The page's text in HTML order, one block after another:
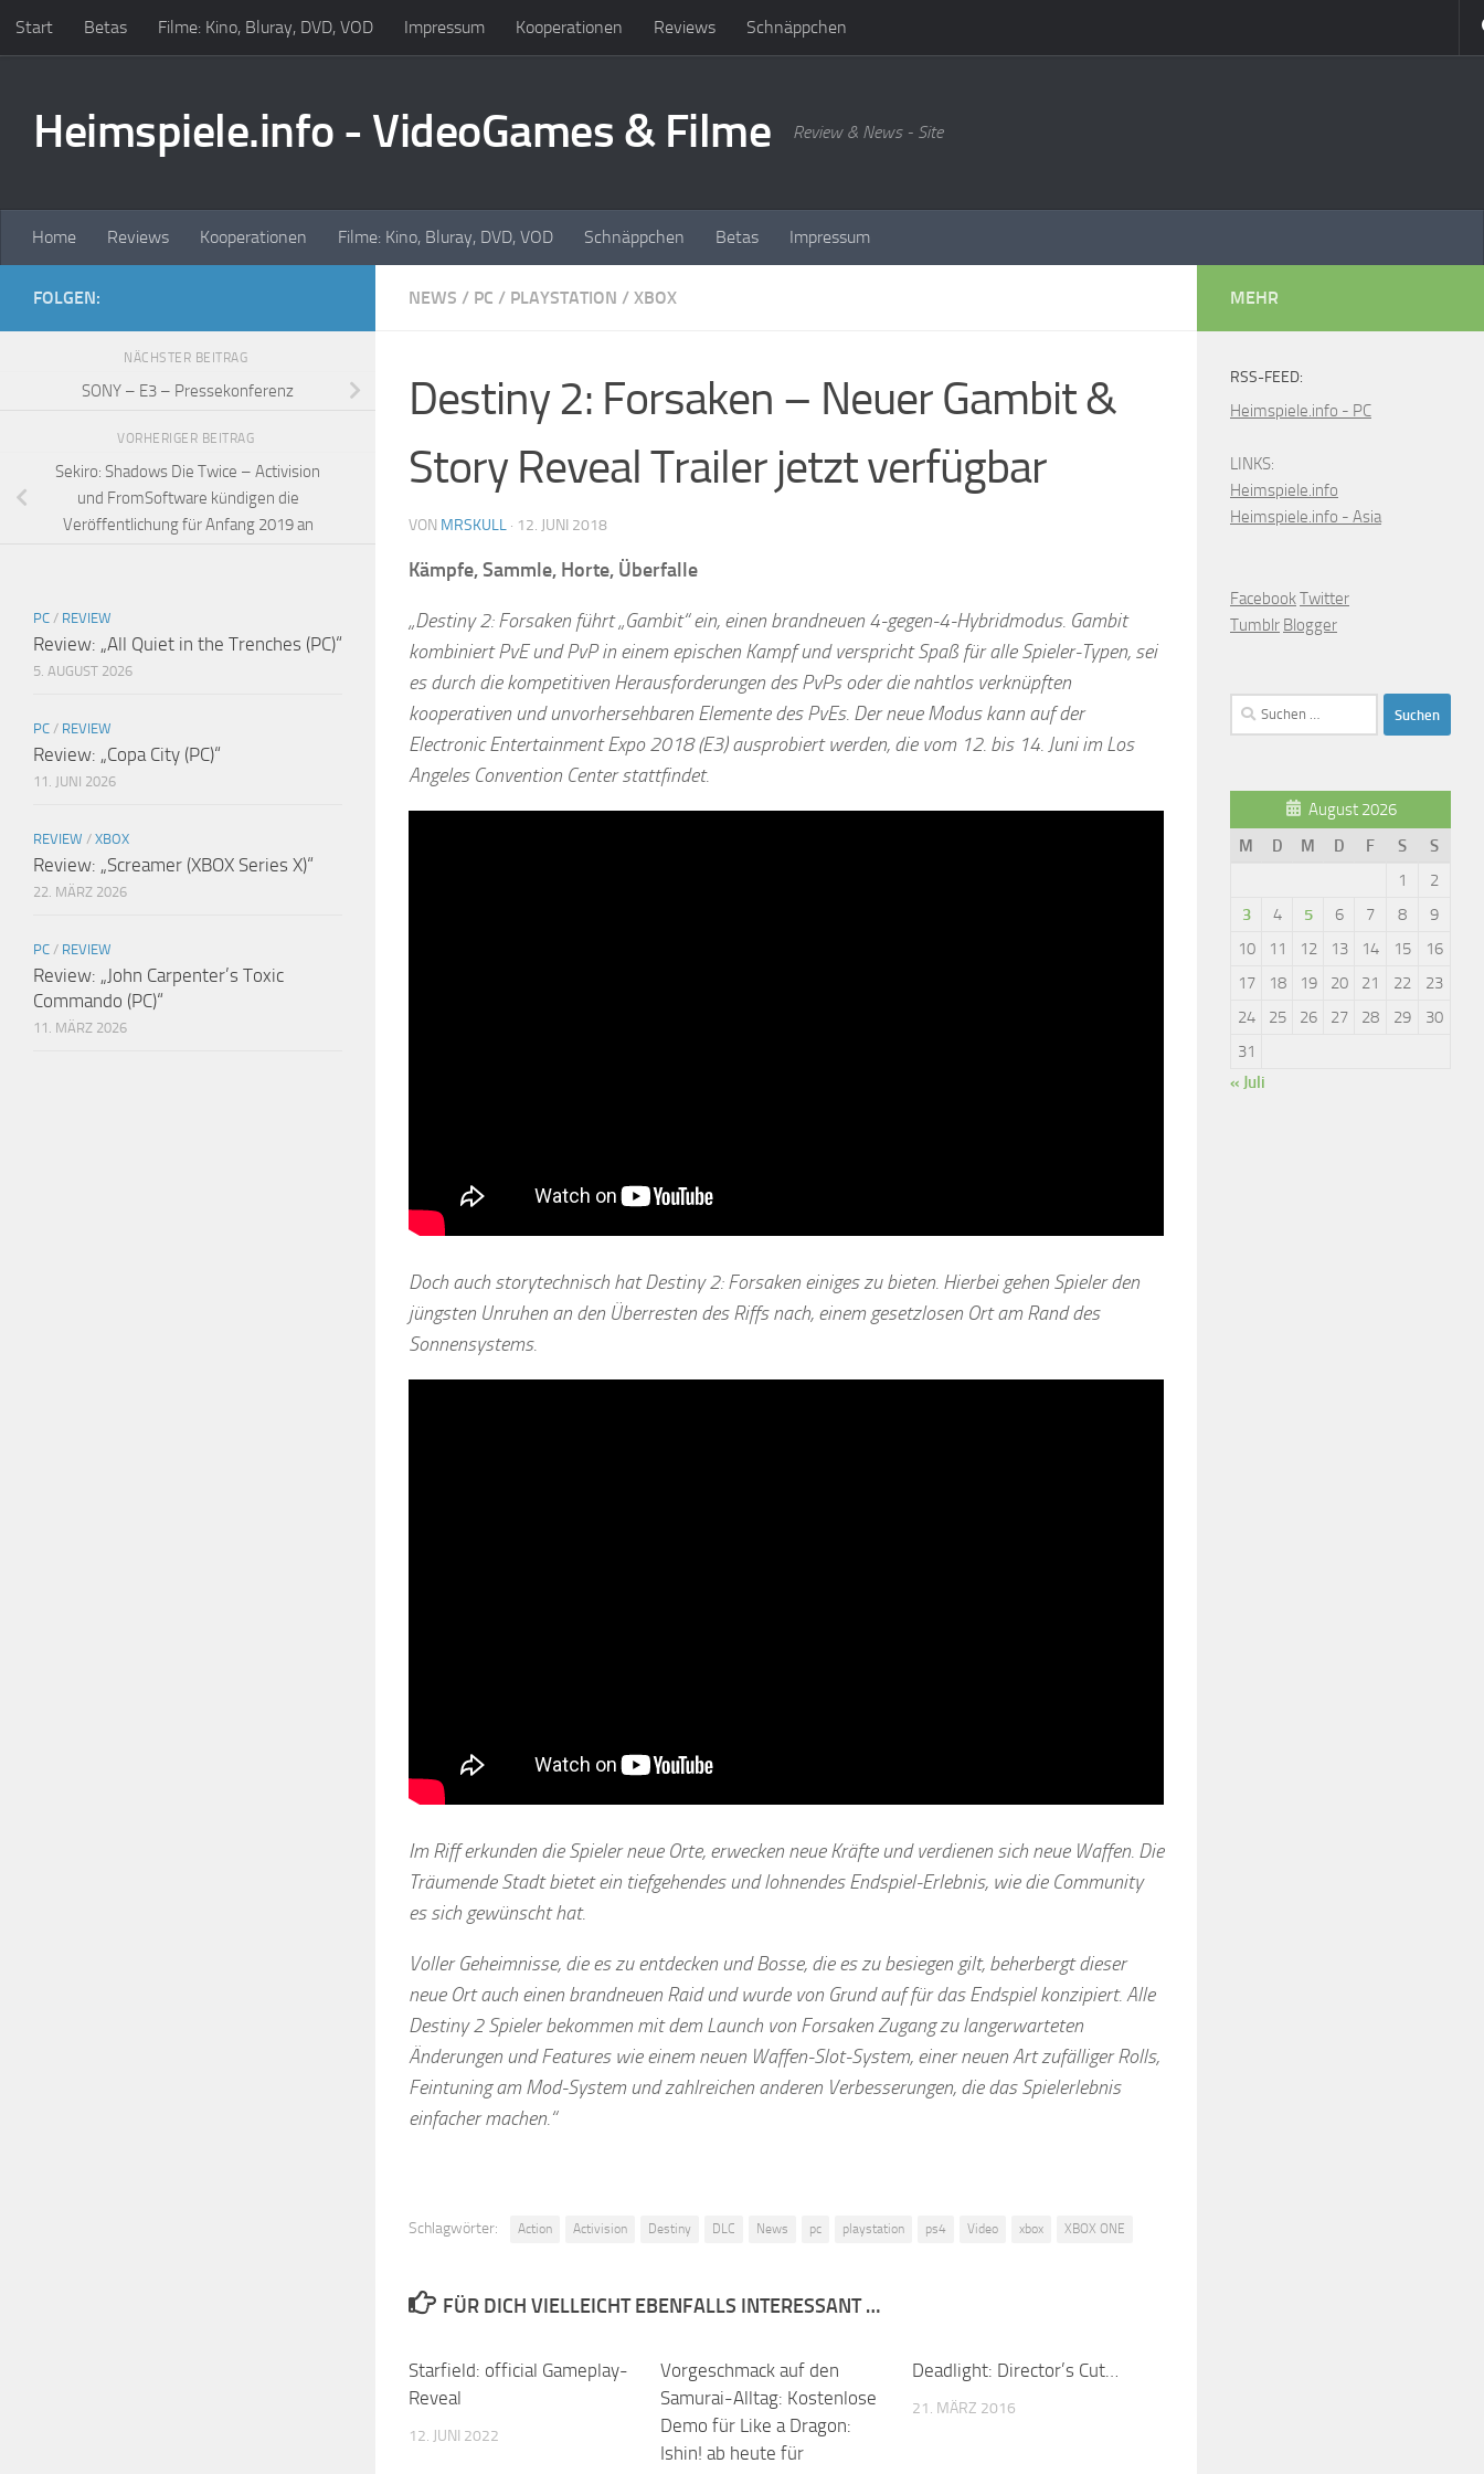
Zum Inhalt springen
Start Betas Filme: Kino, Bluray, DVD, VOD Impressum Kooperationen Reviews Schnäppchen
Heimspiele.info - VideoGames & Filme Review & News - Site
Home Reviews Kooperationen Filme: Kino, Bluray, DVD, VOD Schnäppchen Betas Impressum
NEWS / PC / PLAYSTATION / XBOX
Destiny 2: Forsaken – Neuer Gambit &
Story Reveal Trailer jetzt verfügbar
VON MRSKULL · 12. JUNI 2018
Kämpfe, Sammle, Horte, Überfalle
„Destiny 2: Forsaken führt „Gambit“ ein, einen brandneuen 4-gegen-4-Hybridmodus. Gambit
kombiniert PvE und PvP in einem epischen Kampf und verspricht Spaß für alle Spieler-Typen, sei
es durch die kompetitiven Herausforderungen des PvPs oder die nahtlos verknüpften
kooperativen und unvorhersehbaren Elemente des PvEs. Der neue Modus kann auf der
Electronic Entertainment Expo 2018 (E3) ausprobiert werden, die vom 12. bis 14. Juni im Los
Angeles Convention Center stattfindet.
Doch auch storytechnisch hat Destiny 2: Forsaken einiges zu bieten. Hierbei gehen Spieler den
jüngsten Unruhen an den Überresten des Riffs nach, einem gesetzlosen Ort am Rand des
Sonnensystems.
Im Riff erkunden die Spieler neue Orte, erwecken neue Kräfte und verdienen sich neue Waffen. Die
Träumende Stadt bietet ein tiefgehendes und lohnendes Endspiel-Erlebnis, wie die Community
es sich gewünscht hat.
Voller Geheimnisse, die es zu entdecken und Bosse, die es zu besiegen gilt, beherbergt dieser
neue Ort auch einen brandneuen Raid und wurde von Grund auf für das Endspiel konzipiert. Alle
Destiny 2 Spieler bekommen mit dem Launch von Forsaken Zugang zu langerwarteten
Änderungen und Features wie einem neuen Waffen-Slot-System, einer neuen Art zufälliger Rolls,
Feintuning am Mod-System und zahlreichen anderen Verbesserungen, die das Spielerlebnis
einfacher machen.“
Schlagwörter: Action Activision Destiny DLC News pc playstation ps4 Video xbox XBOX ONE
FÜR DICH VIELLEICHT EBENFALLS INTERESSANT …
Starfield: official Gameplay-
Reveal
12. JUNI 2022
Vorgeschmack auf den
Samurai-Alltag: Kostenlose
Demo für Like a Dragon:
Ishin! ab heute für
Deadlight: Director’s Cut…
21. MÄRZ 2016
FOLGEN:
NÄCHSTER BEITRAG
SONY – E3 – Pressekonferenz
VORHERIGER BEITRAG
Sekiro: Shadows Die Twice – Activision
und FromSoftware kündigen die
Veröffentlichung für Anfang 2019 an
PC / REVIEW
Review: „All Quiet in the Trenches (PC)“
5. AUGUST 2026
PC / REVIEW
Review: „Copa City (PC)“
11. JUNI 2026
REVIEW / XBOX
Review: „Screamer (XBOX Series X)“
22. MÄRZ 2026
PC / REVIEW
Review: „John Carpenter’s Toxic
Commando (PC)“
11. MÄRZ 2026
MEHR
RSS-FEED:
Heimspiele.info - PC
LINKS:
Heimspiele.info
Heimspiele.info - Asia
FacebookTwitter
Tumblr Blogger
Suchen
nach:
August 2026
M
D M D F S
S
1
2
3
4 5 6 7 8
9
10
11 12 13 14 15
16
17
18 19 20 21 22
23
24
25 26 27 28 29
30
31
« Juli